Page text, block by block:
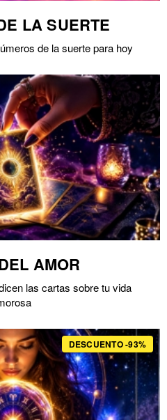
LA SUERTE
de la suerte para hoy
AMOR
las cartas sobre tu vida
DESCUENTO -93%